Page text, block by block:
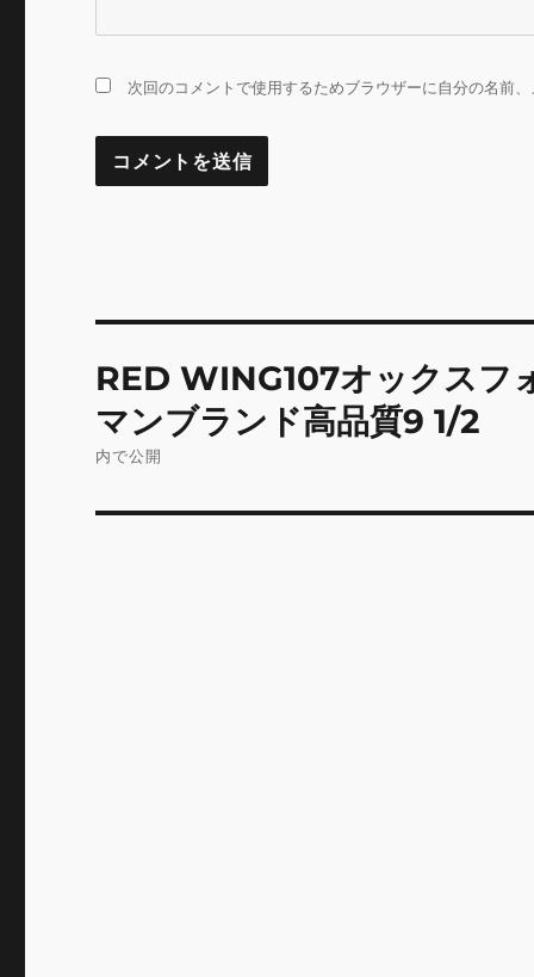
次回のコメントで使用するためブラウザーに自分の名前
稿
ナ
RED WING107オックスフ
マンブランド高品質9 1/2
内で公開